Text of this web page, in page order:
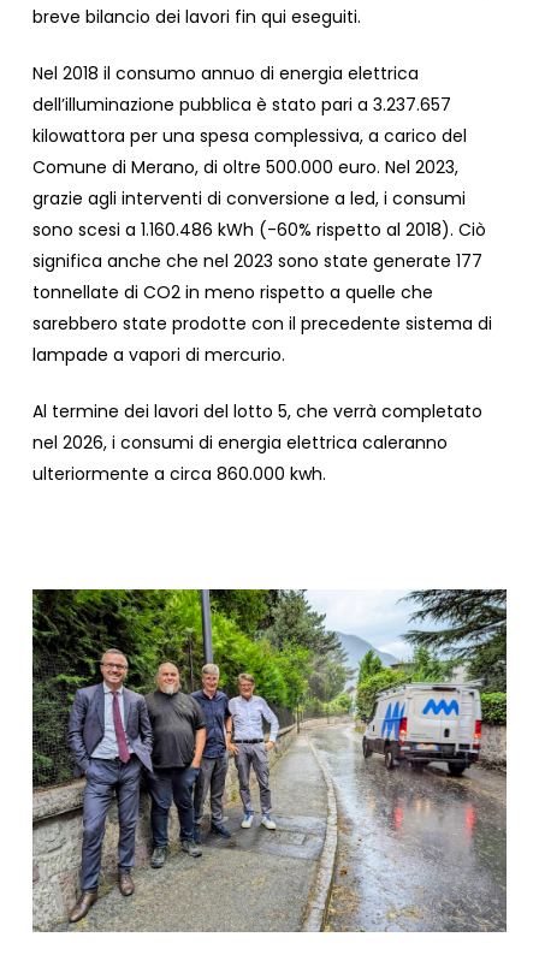
breve bilancio dei lavori fin qui eseguiti.
Nel 2018 il consumo annuo di energia elettrica
dell’illuminazione pubblica è stato pari a 3.237.657
kilowattora per una spesa complessiva, a carico del
Comune di Merano, di oltre 500.000 euro. Nel 2023,
grazie agli interventi di conversione a led, i consumi
sono scesi a 1.160.486 kWh (-60% rispetto al 2018). Ciò
significa anche che nel 2023 sono state generate 177
tonnellate di CO2 in meno rispetto a quelle che
sarebbero state prodotte con il precedente sistema di
lampade a vapori di mercurio.
Al termine dei lavori del lotto 5, che verrà completato
nel 2026, i consumi di energia elettrica caleranno
ulteriormente a circa 860.000 kwh.